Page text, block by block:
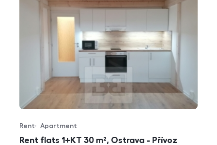
Rent flats 1+KT 30 m², Ostrava - Přívoz
Offer type
Rent
Property type
Apartment